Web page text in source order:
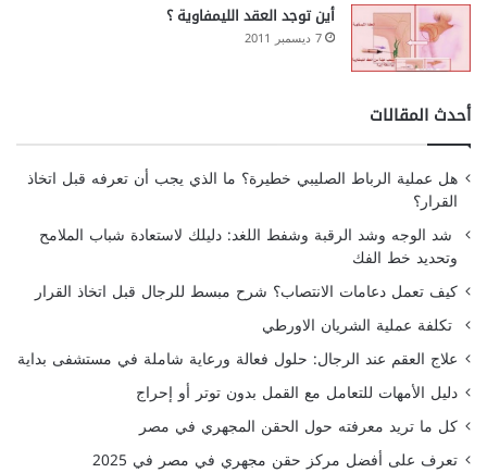
أين توجد العقد الليمفاوية ؟
7 ديسمبر 2011
أحدث المقالات
هل عملية الرباط الصليبي خطيرة؟ ما الذي يجب أن تعرفه قبل اتخاذ
القرار؟
شد الوجه وشد الرقبة وشفط اللغد: دليلك لاستعادة شباب الملامح
وتحديد خط الفك
كيف تعمل دعامات الانتصاب؟ شرح مبسط للرجال قبل اتخاذ القرار
تكلفة عملية الشريان الاورطي
علاج العقم عند الرجال: حلول فعالة ورعاية شاملة في مستشفى بداية
دليل الأمهات للتعامل مع القمل بدون توتر أو إحراج
كل ما تريد معرفته حول الحقن المجهري في مصر
تعرف على أفضل مركز حقن مجهري في مصر في 2025